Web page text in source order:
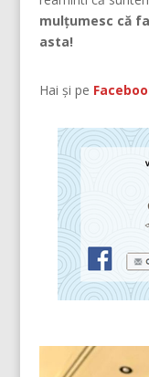
mulțumesc că
asta!
Hai și pe